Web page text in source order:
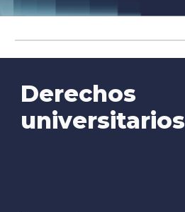
Derechos
universitarios